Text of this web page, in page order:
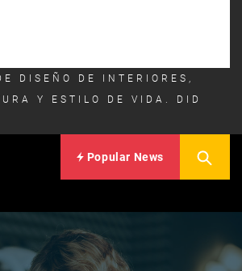
DISEÑO DE INTERIORES,
Y ESTILO DE VIDA. DID
Popular News